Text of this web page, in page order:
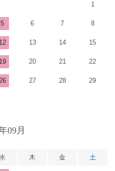
1
5 6 7 8
12 13 14 15
19 20 21 22
27 28 29
09月
木 金 土